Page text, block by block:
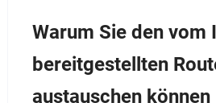
Warum Sie den vom
bereitgestellten
austauschen können